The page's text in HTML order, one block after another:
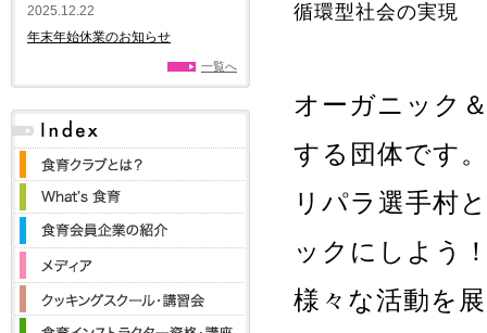
循環型社会の実現
オーガニック
する団体です
リパラ選手村
ックにしよう
様々な活動を
2025.12.22
年末年始休業のお知らせ
一覧へ